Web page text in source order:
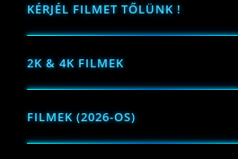
KÉRJÉL FILMET TŐLÜNK !
2K & 4K FILMEK
FILMEK (2026-OS)